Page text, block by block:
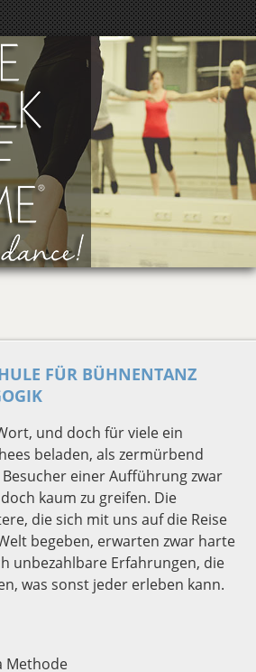
FÜR BÜHNENTANZ
und doch für viele ein
beladen, als zermürbend
einer Aufführung zwar
kaum zu greifen. Die
die sich mit uns auf die Reise
begeben, erwarten zwar harte
unbezahlbare Erfahrungen, die
was sonst jeder erleben kann.
Methode